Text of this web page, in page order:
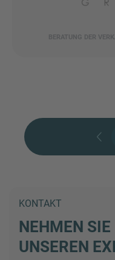
BERATUNG DER
KONTAKT
NEHMEN
UNSEREN